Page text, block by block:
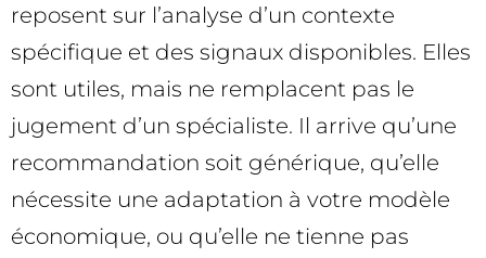
reposent sur l’analyse d’un contexte
spécifique et des signaux disponibles. Elles
sont utiles, mais ne remplacent pas le
jugement d’un spécialiste. Il arrive qu’une
recommandation soit générique, qu’elle
nécessite une adaptation à votre modèle
économique, ou qu’elle ne tienne pas